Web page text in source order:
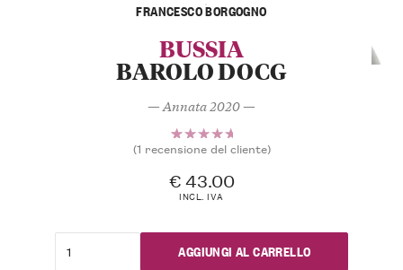
FRANCESCO BORGOGNO
BUSSIA
BAROLO DOCG
— Annata 2020 —
Valutato
5.00 su
5 su
base di
1
(1 recensione del cliente)
€ 43.00
INCL. IVA
AGGIUNGI AL CARRELLO